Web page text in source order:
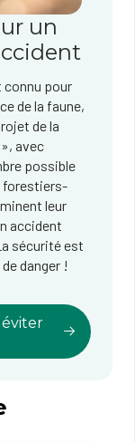
un
pour
de la faune,
de la
avec
possible
forestiers-
leur
accident
sécurité est
danger !